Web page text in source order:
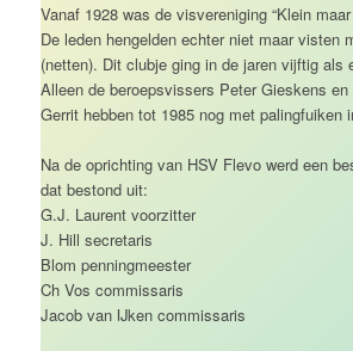
Vanaf 1928 was de visvereniging “Klein
De leden hengelden echter niet maar visten
(netten). Dit clubje ging in de jaren vijftig als
Alleen de beroepsvissers Peter Gieskens
Gerrit hebben tot 1985 nog met palingfuiken
Na de oprichting van HSV Flevo werd een
dat bestond uit:
G.J. Laurent voorzitter
J. Hill secretaris
Blom penningmeester
Ch Vos commissaris
Jacob van IJken commissaris